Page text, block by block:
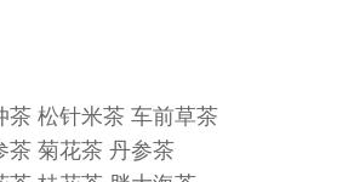
松针米茶 车前草茶
菊花茶 丹参茶